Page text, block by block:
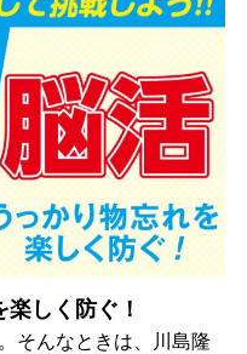
楽しく防ぐ！
そんなときは、川島隆